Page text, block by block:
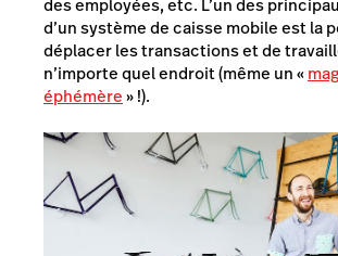
des employées, etc. L’un des
d’un système de caisse mobile est la
déplacer les transactions et de
n’importe quel endroit (même un «
éphémère» !).